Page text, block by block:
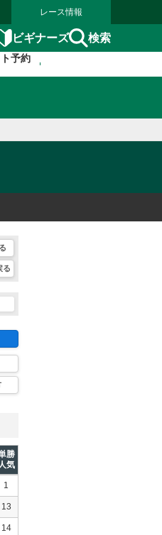
レース情報
ビギナーズ 検索
予約
る
勝
気
1
13
14